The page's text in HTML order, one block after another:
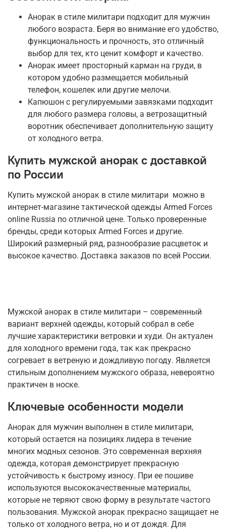
Анорак в стиле милитари подходит для мужчин
любого возраста. Беря во внимание его удобство,
функциональность и прочность, это отличный
выбор для тех, кто ценит комфорт и качество.
Анорак имеет просторный карман на груди, в
котором удобно размещается мобильный
телефон, кошелек или другие мелочи.
Капюшон с регулируемыми завязками подходит
для любого размера головы, а ветрозащитный
воротник обеспечивает дополнительную защиту
от холодного ветра.
Купить мужской анорак с доставкой
по России
Купить мужской анорак в стиле милитари можно в
интернет-магазине тактической одежды Armed Forces
online Russia по отличной цене. Только проверенные
бренды, среди которых Armed Forces и другие.
Широкий размерный ряд, разнообразие расцветок и
высокое качество. Доставка заказов по всей России.
Мужской анорак в стиле милитари – современный
вариант верхней одежды, который собрал в себе
лучшие характеристики ветровки и худи. Он актуален
для холодного времени года, так как прекрасно
согревает в ветреную и дождливую погоду. Является
стильным дополнением мужского образа, невероятно
практичен в носке.
Ключевые особенности модели
Анорак для мужчин выполнен в стиле милитари,
который остается на позициях лидера в течение
многих модных сезонов. Это современная верхняя
одежда, которая демонстрирует прекрасную
устойчивость к быстрому износу. При ее пошиве
используются высококачественные материалы,
которые не теряют свою форму в результате частого
пользования. Мужской анорак прекрасно защищает не
только от холодного ветра, но и от дождя. Для